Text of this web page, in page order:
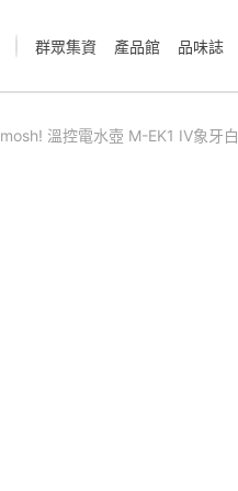
群眾集資 產品館 品味誌
mosh! 溫控電水壺 M-EK1 IV象牙白